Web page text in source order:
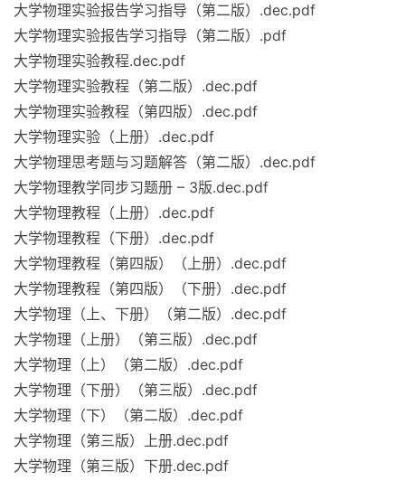
大学物理实验报告学习指导（第二版）.dec.pdf
大学物理实验报告学习指导（第二版）.pdf
大学物理实验教程.dec.pdf
大学物理实验教程（第二版）.dec.pdf
大学物理实验教程（第四版）.dec.pdf
大学物理实验（上册）.dec.pdf
大学物理思考题与习题解答（第二版）.dec.pdf
大学物理教学同步习题册 – 3版.dec.pdf
大学物理教程（上册）.dec.pdf
大学物理教程（下册）.dec.pdf
大学物理教程（第四版）（上册）.dec.pdf
大学物理教程（第四版）（下册）.dec.pdf
大学物理（上、下册）（第二版）.dec.pdf
大学物理（上册）（第三版）.dec.pdf
大学物理（上）（第二版）.dec.pdf
大学物理（下册）（第三版）.dec.pdf
大学物理（下）（第二版）.dec.pdf
大学物理（第三版）上册.dec.pdf
大学物理（第三版）下册.dec.pdf